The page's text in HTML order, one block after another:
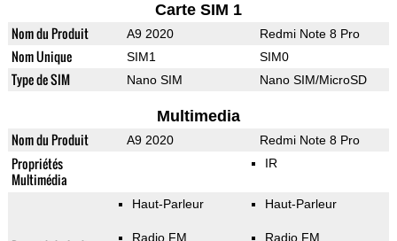
Carte SIM 1
Nom du Produit A9 2020 Redmi Note 8 Pro
Nom Unique SIM1 SIM0
Type de SIM Nano SIM Nano SIM/MicroSD
Multimedia
Nom du Produit A9 2020 Redmi Note 8 Pro
Propriétés
Multimédia
IR
Haut-Parleur
Radio FM
Haut-Parleur
Radio FM